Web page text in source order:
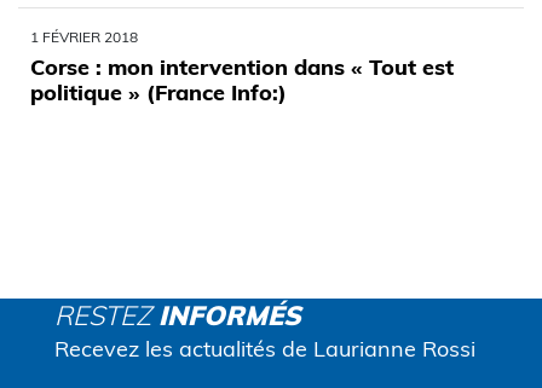
1 FÉVRIER 2018
Corse : mon intervention dans « Tout est
politique » (France Info:)
RESTEZINFORMÉS
Recevez les actualités de Laurianne Rossi